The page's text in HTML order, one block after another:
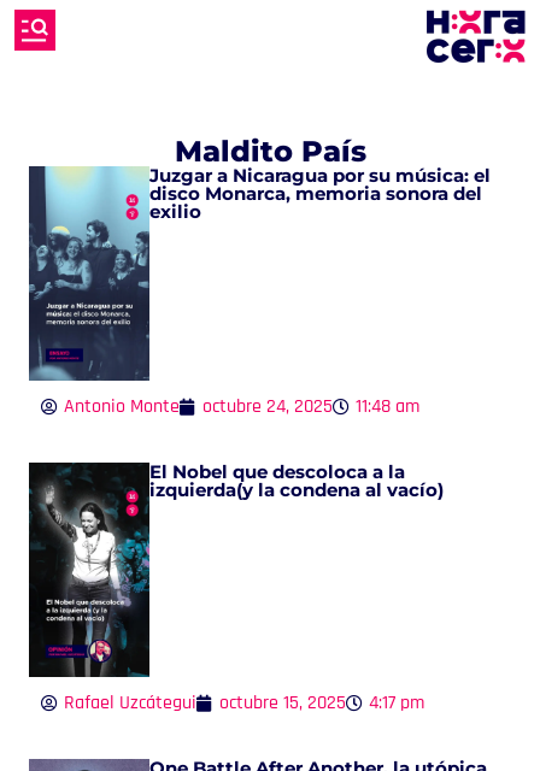
Maldito País
Juzgar a Nicaragua por su música: el
disco Monarca, memoria sonora del
exilio
Antonio Monte octubre 24, 2025 11:48 am
El Nobel que descoloca a la
izquierda(y la condena al vacío)
Rafael Uzcátegui octubre 15, 2025 4:17 pm